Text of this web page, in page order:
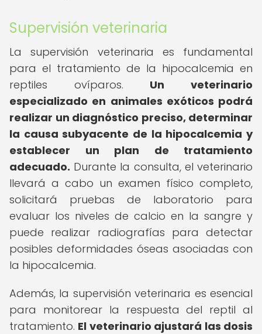
Supervisión veterinaria
La supervisión veterinaria es fundamental
para el tratamiento de la hipocalcemia en
reptiles ovíparos. Un veterinario
especializado en animales exóticos podrá
realizar un diagnóstico preciso, determinar
la causa subyacente de la hipocalcemia y
establecer un plan de tratamiento
adecuado. Durante la consulta, el veterinario
llevará a cabo un examen físico completo,
solicitará pruebas de laboratorio para
evaluar los niveles de calcio en la sangre y
puede realizar radiografías para detectar
posibles deformidades óseas asociadas con
la hipocalcemia.
Además, la supervisión veterinaria es esencial
para monitorear la respuesta del reptil al
tratamiento. El veterinario ajustará las dosis